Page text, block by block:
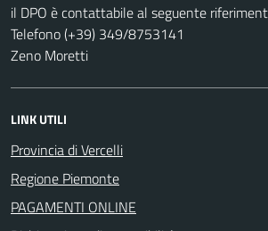
il DPO è contattabile al seguente
Telefono (+39) 349/8753141
Zeno Moretti
LINK UTILI
Provincia di Vercelli
Regione Piemonte
PAGAMENTI ONLINE